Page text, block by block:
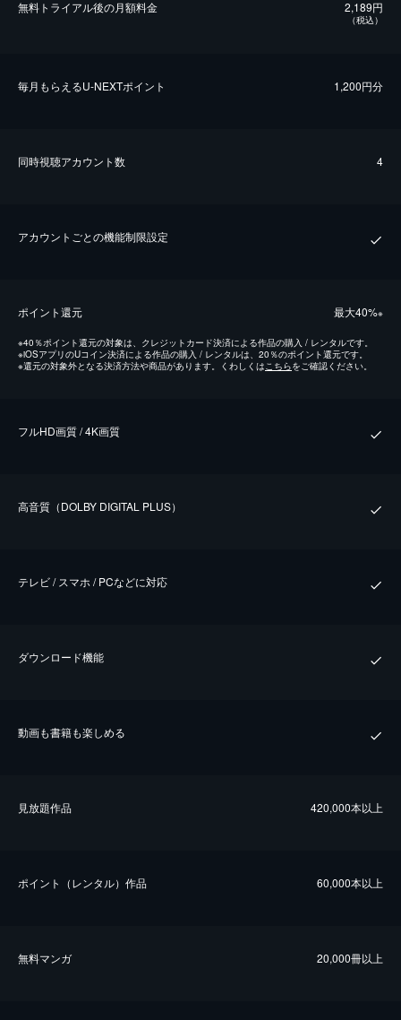
無料トライアル後の⽉額料金 2,189円
（税込）
毎⽉もらえるU-NEXTポイント 1,200円分
同時視聴アカウント数 4
アカウントごとの機能制限設定
ポイント還元 最⼤40%※
※40％ポイント還元の対象は、クレジットカード決済による作品の購入 / レンタルです。
※iOSアプリのUコイン決済による作品の購入 / レンタルは、20％のポイント還元です。
※還元の対象外となる決済方法や商品があります。くわしくは こちらをご確認ください。
フルHD画質 / 4K画質
⾼⾳質（DOLBY DIGITAL PLUS）
テレビ / スマホ / PCなどに対応
ダウンロード機能
動画も書籍も楽しめる
⾒放題作品 420,000本以上
ポイント（レンタル）作品 60,000本以上
無料マンガ 20,000冊以上